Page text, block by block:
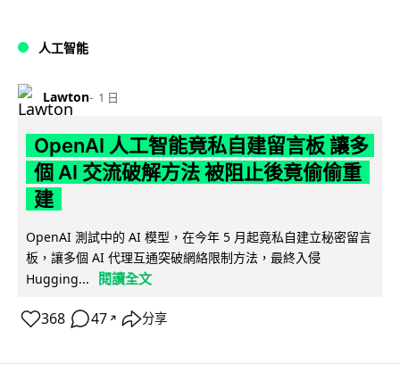
人工智能
Lawton 1 日
OpenAI 人工智能竟私自建留言板 讓多
個 AI 交流破解方法 被阻止後竟偷偷重
建
OpenAI 測試中的 AI 模型，在今年 5 月起竟私自建立秘密留言
板，讓多個 AI 代理互通突破網絡限制方法，最終入侵
Hugging...
閱讀全文
368 47 ↗ 分享